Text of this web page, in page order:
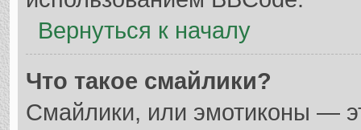
Вернуться к началу
Что такое смайлики?
Смайлики, или эмотиконы —